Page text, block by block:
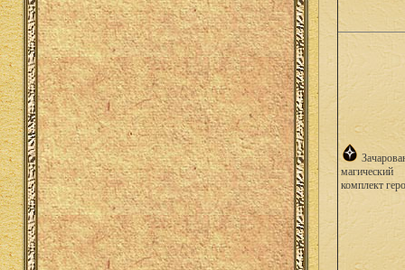
магический
комплект